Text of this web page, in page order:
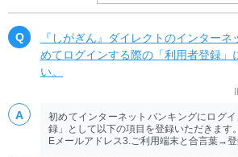
『しがぎん』ダイレクトのインター
めてログインする際の「利用者登録」
い。
初めてインターネットバンキングにログ
録」として以下の項目を登録いただきます
Eメールアドレス3.ご利用端末と合言葉→